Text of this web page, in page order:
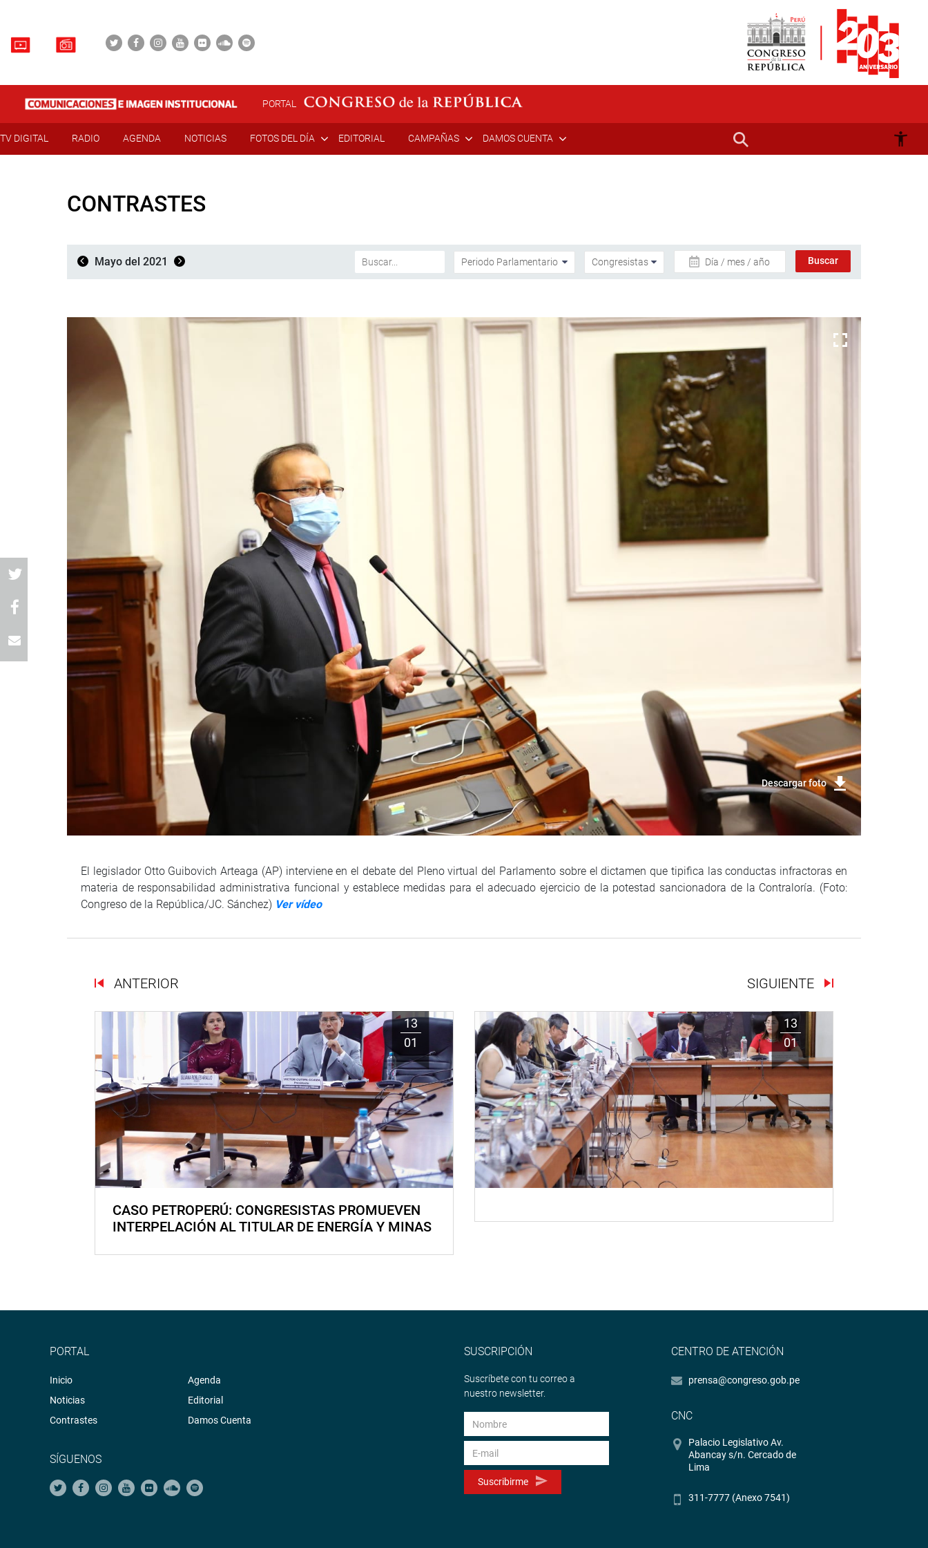
PORTAL
TV DIGITAL RADIO AGENDA NOTICIAS FOTOS DEL DÍA EDITORIAL CAMPAÑAS DAMOS CUENTA
CONTRASTES
Mayo del 2021 Día / mes / año
Descargar foto
El legislador Otto Guibovich Arteaga (AP) interviene en el debate del Pleno virtual del Parlamento sobre el dictamen que tipifica las conductas infractoras en
materia de responsabilidad administrativa funcional y establece medidas para el adecuado ejercicio de la potestad sancionadora de la Contraloría. (Foto:
Congreso de la República/JC. Sánchez) Ver vídeo
ANTERIOR SIGUIENTE
13
01
CASO PETROPERÚ: CONGRESISTAS PROMUEVEN
INTERPELACIÓN AL TITULAR DE ENERGÍA Y MINAS
13
01
PORTAL
Inicio
Noticias
Contrastes
Agenda
Editorial
Damos Cuenta
SÍGUENOS
SUSCRIPCIÓN
Suscríbete con tu correo a
nuestro newsletter.
Suscribirme
CENTRO DE ATENCIÓN
prensa@congreso.gob.pe
CNC
Palacio Legislativo Av.
Abancay s/n. Cercado de
Lima
311-7777 (Anexo 7541)